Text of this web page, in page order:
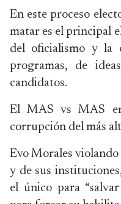
En este proceso
matar es el principal
del oficialismo y la
programas, de
candidatos.
El MAS vs MAS
corrupción del más
Evo Morales violando
y de sus
el único para